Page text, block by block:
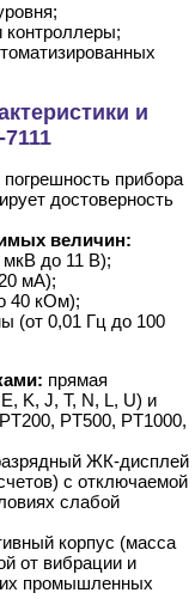
контроллеры;
и
погрешность прибора
достоверность
величин:
мкВ до 11 В);
мА);
40 кОм);
(от 0,01 Гц до 100
прямая
K, J, T, N, L, U) и
PT500, PT1000,
ЖК-дисплей
с отключаемой
слабой
корпус (масса
от вибрации и
промышленных